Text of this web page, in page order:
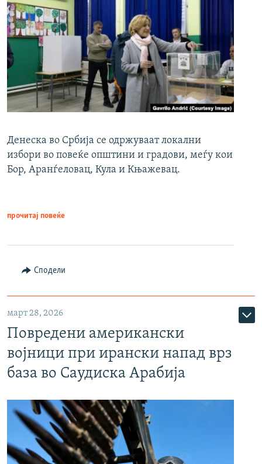
Денеска во Србија се одржуваат локални
избори во повеќе општини и градови, меѓу кои
Бор, Аранѓеловац, Кула и Књажевац.
прочитај повеќе
Сподели
март 28, 2026
Повредени американски
војници при ирански напад врз
база во Саудиска Арабија